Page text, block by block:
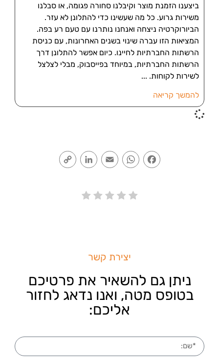
ביצענו הזמנת מוצר וקיבלנו סחורה פגומה, או סבלנו
משירות גרוע. כל מה שעשינו כדי להתלונן לא עזר.
הביורוקרטיה ניצחה ואנחנו נותרנו עם טעם רע בפה.
המציאות הזו עברה שינוי בשנים האחרונות, עם כניסת
הרשתות החברתיות לחיינו. כיום אפשר להתלונן דרך
הרשתות החברתיות, במיוחד בפייסבוק, מבלי לצלצל
לשירות לקוחות.
להמשך קריאה
Facebook
WhatsApp
Email
LinkedIn
יצירת קשר
ניתן גם להשאיר את פרטיכם
בטופס מטה, ואנו נדאג לחזור
אליכם: